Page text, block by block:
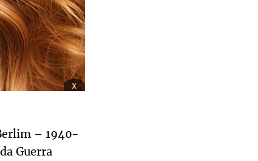
x
– 1940-
Guerra